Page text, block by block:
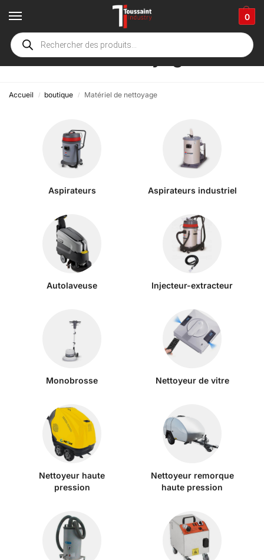
0
Matériel de nettoyage
Accueil / boutique / Matériel de nettoyage
Aspirateurs Aspirateurs industriel
Autolaveuse Injecteur-extracteur
Monobrosse Nettoyeur de vitre
Nettoyeur haute
pression
Nettoyeur remorque
haute pression